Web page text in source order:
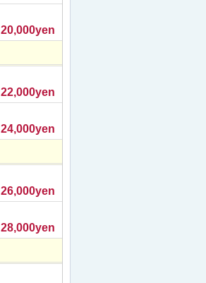
20,000yen
22,000yen
24,000yen
26,000yen
28,000yen